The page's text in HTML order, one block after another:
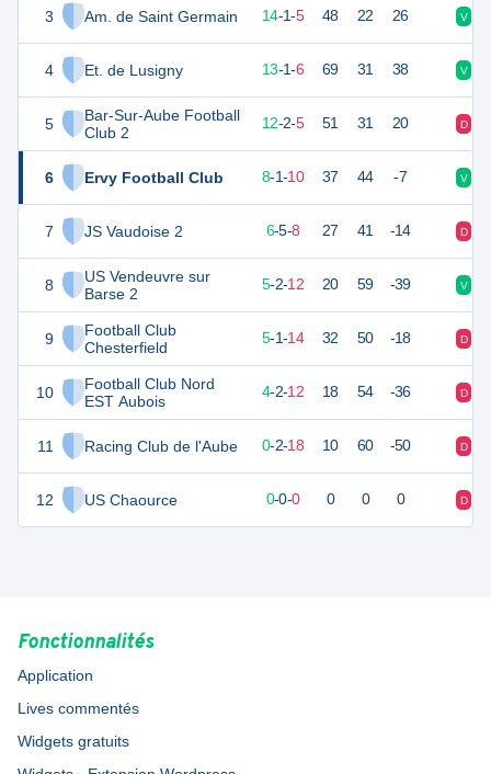
3 Am. de Saint Germain
4 Et. de Lusigny
5
Bar-Sur-Aube Football
Club 2
6 Ervy Football Club
7 JS Vaudoise 2
8
US Vendeuvre sur
Barse 2
9
Football Club
Chesterfield
10
Football Club Nord
EST Aubois
11 Racing Club de l'Aube
12 US Chaource
43 20 14-1-5 48 22 26 V
13-1-6 69 31 38 V
38 19 12-2-5 51 31 20 D
25 8-1-10 37 44 -7 V
6-5-8 27 41 -14 D
16 5-2-12 20 59 -39 V
5-1-14 32 50 -18 D
12 4-2-12 18 54 -36 D
-9 20 0-2-18 10 60 -50 D
0-0-0 0 0 0 D
Fonctionnalités
Application
Lives commentés
Widgets gratuits